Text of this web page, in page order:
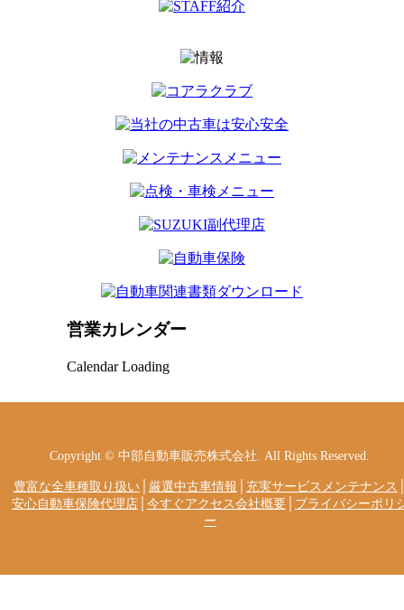
営業カレンダー
Calendar Loading
Copyright © 中部自動車販売株式会社. All Rights Reserved.
豊富な全車種取り扱い│ 厳選中古車情報 充実サービスメンテナンス
安心自動車保険代理店│ 今すぐアクセス会社概要│ プライバシーポリ
ー